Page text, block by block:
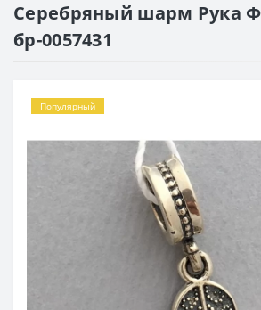
Серебряный шарм Рука
бр-0057431
Популярный